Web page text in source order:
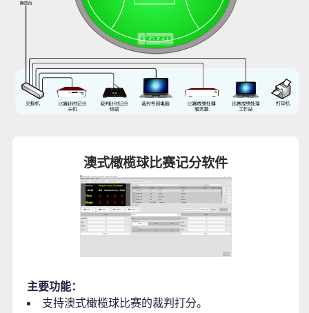
澳式橄榄球比赛记分软件
主要功能：
支持澳式橄榄球比赛的裁判打分。